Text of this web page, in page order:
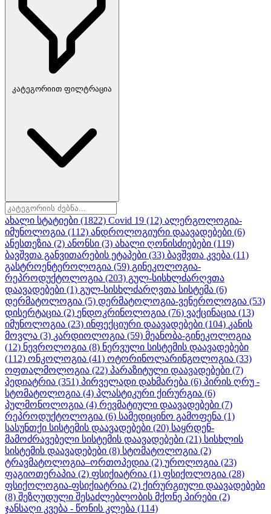
კატეგორიით ფილტრაცია
ახალი სტატიები (1822) Covid 19 (12) ალერგოლოგია-
იმუნოლოგია (112) ანდროლოგიური დაავადებები (6)
ანესთეზია (2) ანონსი (3) ახალი ღონისძიებები (119)
ბავშვთა განვითარების ეტაპები (33) ბავშვთა კვება (11)
გასტროენტეროლოგია (59) გინეკოლოგია-
რეპროდუქტოლოგია (203) გულ-სისხლძარღვთა
დაავადებები (1) გულ-სისხლძარღვთა სისტემა (6)
დერმატოლოგია (5) დერმატოლოგია-ვენეროლოგია (53)
დისერტაცია (2) ენდოკრინოლოგია (76) ვაქცინაცია (13)
იმუნოლოგია (23) ინფექციური დაავადებები (104) კანის
მოვლა (3) კარდიოლოგია (59) მეანობა-გინეკოლოგია
(12) ნევროლოგია (8) ნერვული სისტემის დაავადებები
(112) ონკოლოგია (41) ოტორინოლარინგოლოგია (33)
ოფთალმოლოგია (22) პარაზიტული დაავადებები (7)
პედიატრია (351) პირველადი დახმარება (6) პირის ღრუ -
სტომატოლოგია (4) პლასტიკური ქირურგია (6)
პულმონოლოგია (4) რევმატიული დაავადებები (7)
რეპროდუქტოლოგია (6) სამედიცინო გამოფენა (1)
სასუნთქი სისტემის დაავადებები (20) საყრდენ-
მამოძრავებელი სისტემის დაავადებები (21) სისხლის
სისტემის დაავადებები (8) სტომატოლოგია (2)
ტრავმატოლოგია–ორთოპედია (2) უროლოგია (23)
ფაგიოთერაპია (2) ფსიქიატრია (1) ფსიქოლოგია (28)
ფსიქოლოგია-ფსიქიატრია (2) ქირურგიული დაავადებები
(8) შეზღუდული შესაძლებლობის მქონე პირები (2)
ჯანსაღი კვება - წონის კლება (114)